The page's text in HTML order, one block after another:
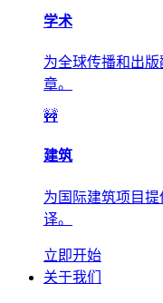
学术
为全球传播和出
章。
🚧
建筑
为国际建筑项目
译。
立即开始
关于我们